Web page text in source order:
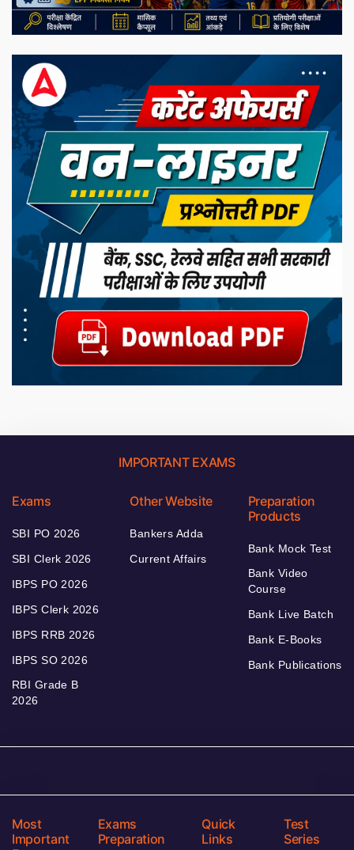
IMPORTANT EXAMS
Exams
SBI PO 2026
SBI Clerk 2026
IBPS PO 2026
IBPS Clerk 2026
IBPS RRB 2026
IBPS SO 2026
RBI Grade B
2026
Other Website
Bankers Adda
Current Affairs
Preparation
Products
Bank Mock Test
Bank Video
Course
Bank Live Batch
Bank E-Books
Bank Publications
Most
Important
Exams
Preparation
Quick
Links
Test
Series